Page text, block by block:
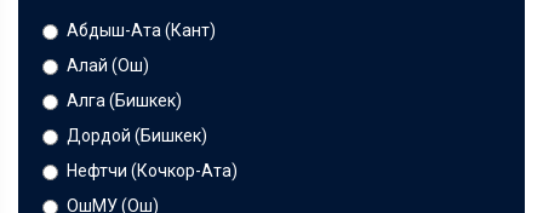
Абдыш-Ата (Кант)
Алай (Ош)
Алга (Бишкек)
Дордой (Бишкек)
Нефтчи (Кочкор-Ата)
ОшМУ (Ош)